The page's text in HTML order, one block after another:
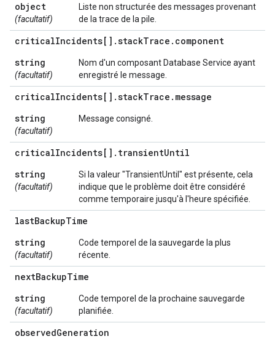
object
(facultatif)
Liste non structurée des messages provenant
de la trace de la pile.
criticalIncidents[] .stackTrace . component
string
(facultatif)
Nom d'un composant Database Service ayant
enregistré le message.
criticalIncidents[] .stackTrace . message
string
(facultatif)
Message consigné.
criticalIncidents[] . transientUntil
string
(facultatif)
Si la valeur "TransientUntil" est présente, cela
indique que le problème doit être considéré
comme temporaire jusqu'à l'heure spécifiée.
lastBackupTime
string
(facultatif)
Code temporel de la sauvegarde la plus
récente.
nextBackupTime
string
(facultatif)
Code temporel de la prochaine sauvegarde
planifiée.
observedGeneration